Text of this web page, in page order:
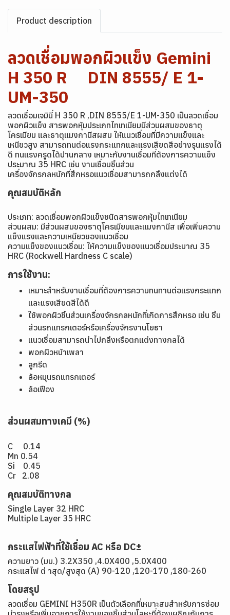
Product description
ลวดเชื่อมพอกผิวแข็ง Gemini
H 350 R DIN 8555/ E 1-
UM-350
ลวดเชื่อมเจมินี่ H 350 R ,DIN 8555/E 1-UM-350 เป็นลวดเชื่อม
พอกผิวแข็ง สารพอกหุ้มประเภทไทเทเนียมมีส่วนผสมของธาตุ
โครเมียม และธาตุแมงกานีสผสม ให้แนวเชื่อมที่มีความแข็งและ
เหนียวสูง สามารถทนต่อแรงกระแทกและแรงเสียดสีอย่างรุนแรงได้
ดี ทนแรงครูดได้ปานกลาง เหมาะกับงานเชื่อมที่ต้องการความแข็ง
ประมาณ 35 HRC เช่น งานเชื่อมชิ้นส่วน
เครื่องจักรกลหนักที่สึกหรอแนวเชื่อมสามารถกลึงแต่งได้
คุณสมบัติหลัก
ประเภท: ลวดเชื่อมพอกผิวแข็งชนิดสารพอกหุ้มไทเทเนียม
ส่วนผสม: มีส่วนผสมของธาตุโครเมียมและแมงกานีส เพื่อเพิ่มความ
แข็งแรงและความเหนียวของแนวเชื่อม
ความแข็งของแนวเชื่อม: ให้ความแข็งของแนวเชื่อมประมาณ 35
HRC (Rockwell Hardness C scale)
การใช้งาน:
เหมาะสำหรับงานเชื่อมที่ต้องการความทนทานต่อแรงกระแทก
และแรงเสียดสีได้ดี
ใช้พอกผิวชิ้นส่วนเครื่องจักรกลหนักที่เกิดการสึกหรอ เช่น ชิ้น
ส่วนรถแทรกเตอร์หรือเครื่องจักรงานโยธา
แนวเชื่อมสามารถนำไปกลึงหรือตกแต่งทางกลได้
พอกผิวหน้าเพลา
ลูกรีด
ล้อหมุนรถแทรกเตอร์
ล้อเฟือง
ส่วนผสมทางเคมี (%)
C 0.14
Mn 0.54
Si 0.45
Cr 2.08
คุณสมบัติทางกล
Single Layer 32 HRC
Multiple Layer 35 HRC
กระแสไฟฟ้าที่ใช้เชื่อม AC หรือ DC±
ความยาว (มม.) 3.2X350 ,4.0X400 ,5.0X400
กระแสไฟ ต่ าสุด/สูงสุด (A) 90-120 ,120-170 ,180-260
โดยสรุป
ลวดเชื่อม GEMINI H350R เป็นตัวเลือกที่เหมาะสมสำหรับการซ่อม